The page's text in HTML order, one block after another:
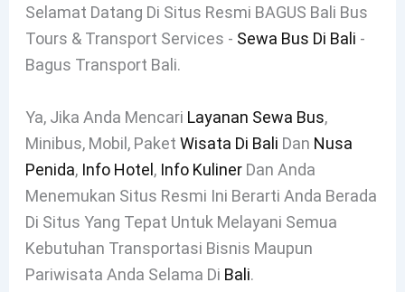
Selamat Datang Di Situs Resmi BAGUS Bali Bus
Tours & Transport Services - Sewa Bus Di Bali -
Bagus Transport Bali.
Ya, Jika Anda Mencari Layanan Sewa Bus,
Minibus, Mobil, Paket Wisata Di Bali Dan Nusa
Penida, Info Hotel, Info KulinerDan Anda
Menemukan Situs Resmi Ini Berarti Anda Berada
Di Situs Yang Tepat Untuk Melayani Semua
Kebutuhan Transportasi Bisnis Maupun
Pariwisata Anda Selama Di Bali.